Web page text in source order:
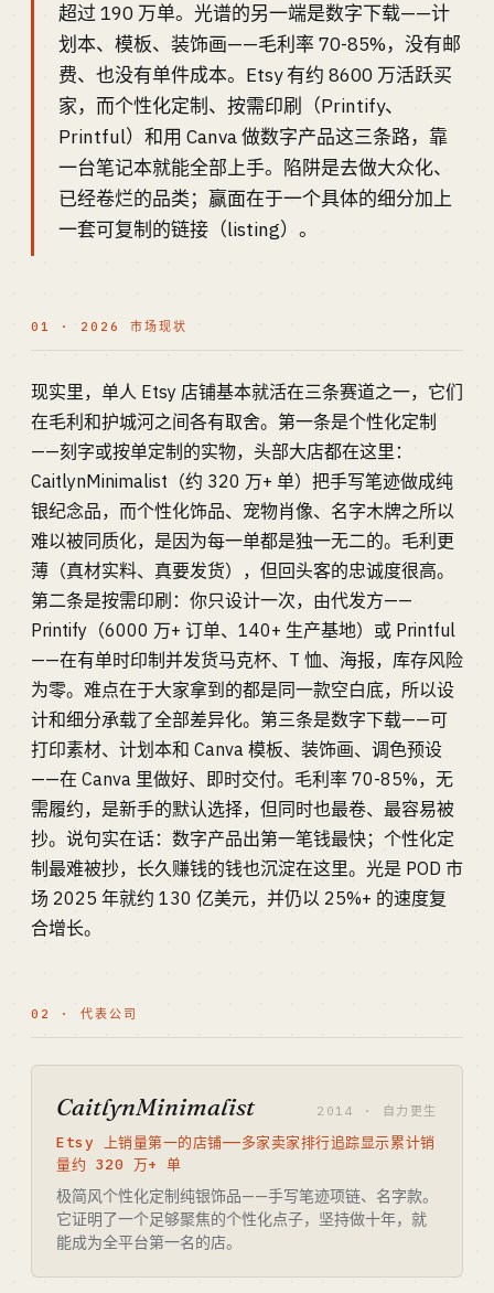
超过 190 万单。光谱的另一端是数字下载——计
划本、模板、装饰画——毛利率 70-85%，没有邮
费、也没有单件成本。Etsy 有约 8600 万活跃买
家，而个性化定制、按需印刷（Printify、
Printful）和用 Canva 做数字产品这三条路，靠
一台笔记本就能全部上手。陷阱是去做大众化、
已经卷烂的品类；赢面在于一个具体的细分加上
一套可复制的链接（listing）。
01 · 2026 市场现状
现实里，单人 Etsy 店铺基本就活在三条赛道之一，它们
在毛利和护城河之间各有取舍。第一条是个性化定制
——刻字或按单定制的实物，头部大店都在这里：
CaitlynMinimalist（约 320 万+ 单）把手写笔迹做成纯
银纪念品，而个性化饰品、宠物肖像、名字木牌之所以
难以被同质化，是因为每一单都是独一无二的。毛利更
薄（真材实料、真要发货），但回头客的忠诚度很高。
第二条是按需印刷：你只设计一次，由代发方——
Printify（6000 万+ 订单、140+ 生产基地）或 Printful
——在有单时印制并发货马克杯、T 恤、海报，库存风险
为零。难点在于大家拿到的都是同一款空白底，所以设
计和细分承载了全部差异化。第三条是数字下载——可
打印素材、计划本和 Canva 模板、装饰画、调色预设
——在 Canva 里做好、即时交付。毛利率 70-85%，无
需履约，是新手的默认选择，但同时也最卷、最容易被
抄。说句实在话：数字产品出第一笔钱最快；个性化定
制最难被抄，长久赚钱的钱也沉淀在这里。光是 POD 市
场 2025 年就约 130 亿美元，并仍以 25%+ 的速度复
合增长。
02 · 代表公司
CaitlynMinimalist 2014 · 自力更生
Etsy 上销量第一的店铺——多家卖家排行追踪显示累计销
量约 320 万+ 单
极简风个性化定制纯银饰品——手写笔迹项链、名字款。
它证明了一个足够聚焦的个性化点子，坚持做十年，就
能成为全平台第一名的店。